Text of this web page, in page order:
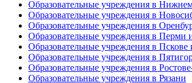
Образовательные учреждения в
Образовательные учреждения в
Образовательные учреждения в
Образовательные учреждения в Перми
Образовательные учреждения в Пскове
Образовательные учреждения в
Образовательные учреждения в
Образовательные учреждения в Рязани